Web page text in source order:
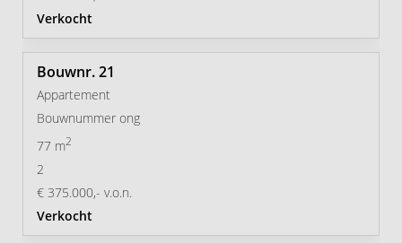
Verkocht
21
Appartement
Bouwnummer ong
77 m2
2
€ 375.000,- v.o.n.
Verkocht